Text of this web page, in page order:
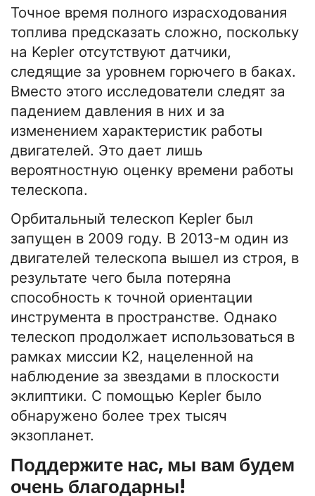
Точное время полного израсходования
топлива предсказать сложно, поскольку
на Kepler отсутствуют датчики,
следящие за уровнем горючего в баках.
Вместо этого исследователи следят за
падением давления в них и за
изменением характеристик работы
двигателей. Это дает лишь
вероятностную оценку времени работы
телескопа.
Орбитальный телескоп Kepler был
запущен в 2009 году. В 2013-м один из
двигателей телескопа вышел из строя, в
результате чего была потеряна
способность к точной ориентации
инструмента в пространстве. Однако
телескоп продолжает использоваться в
рамках миссии К2, нацеленной на
наблюдение за звездами в плоскости
эклиптики. С помощью Kepler было
обнаружено более трех тысяч
экзопланет.
Поддержите нас, мы вам будем
очень благодарны!